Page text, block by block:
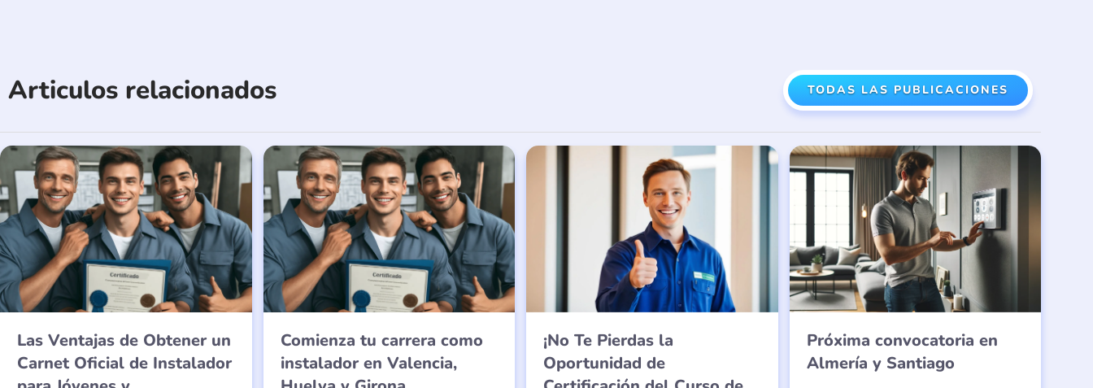
Articulos relacionados TODAS LAS PUBLICACIONES
Las Ventajas de Obtener un
Carnet Oficial de Instalador
Comienza tu carrera como
instalador en Valencia,
¡No Te Pierdas la
Oportunidad de
Próxima convocatoria en
Almería y Santiago